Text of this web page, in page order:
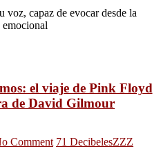
voz, capaz de evocar desde la
el viaje de Pink Floyd
de David Gilmour
Comment 71 DecibelesZZZ